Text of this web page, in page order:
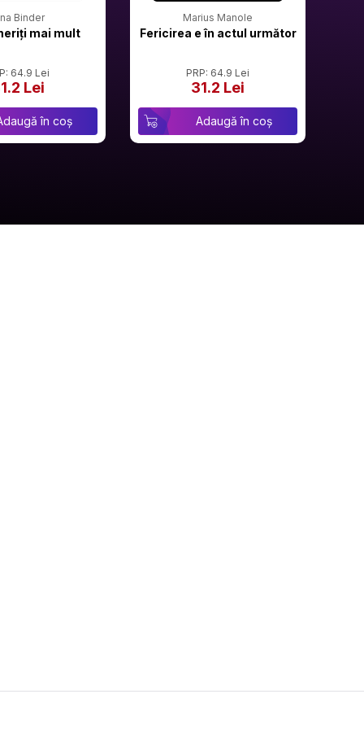
Binder
mai mult
64.9 Lei
Lei
în coș
Marius Manole
Fericirea e în actul următor
PRP: 64.9 Lei
31.2 Lei
Adaugă în coș